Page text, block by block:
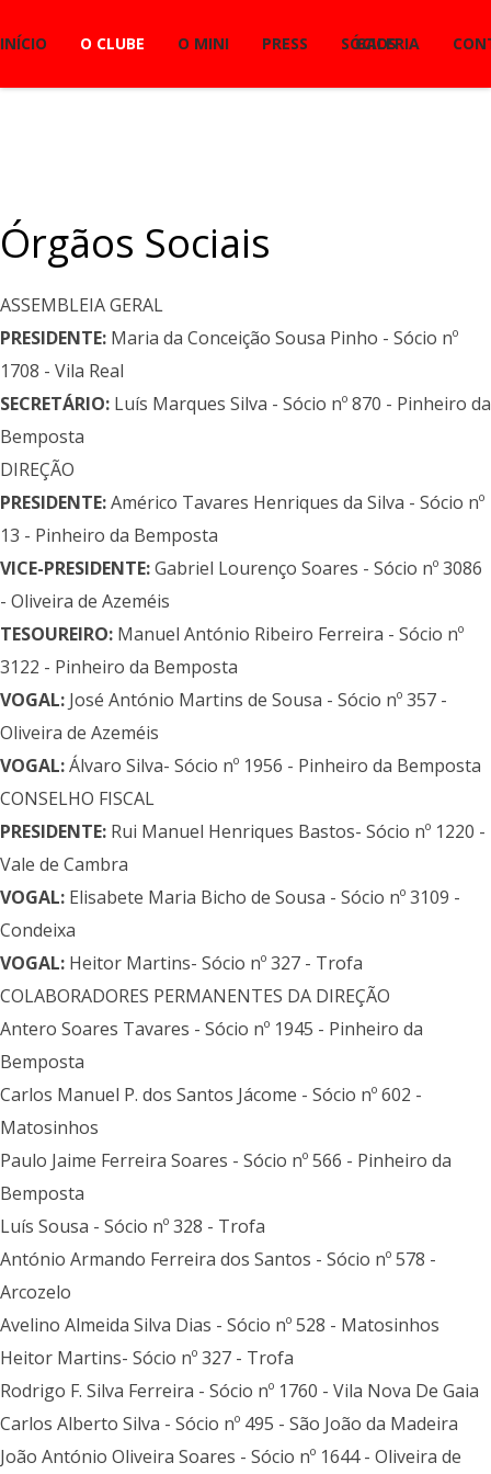
INÍCIO O CLUBE O MINI PRESS SÓCIOS
GALERIA
Órgãos Sociais
ASSEMBLEIA GERAL
PRESIDENTE: Maria da Conceição Sousa Pinho - Sócio nº
1708 - Vila Real
SECRETÁRIO: Luís Marques Silva - Sócio nº 870 - Pinheiro da
Bemposta
DIREÇÃO
PRESIDENTE:Américo Tavares Henriques da Silva - Sócio nº
13 - Pinheiro da Bemposta
VICE-PRESIDENTE:Gabriel Lourenço Soares - Sócio nº 3086
- Oliveira de Azeméis
TESOUREIRO: Manuel António Ribeiro Ferreira - Sócio nº
3122 - Pinheiro da Bemposta
VOGAL: José António Martins de Sousa - Sócio nº 357 -
Oliveira de Azeméis
VOGAL:Álvaro Silva- Sócio nº 1956 - Pinheiro da Bemposta
CONSELHO FISCAL
PRESIDENTE: Rui Manuel Henriques Bastos- Sócio nº 1220 -
Vale de Cambra
VOGAL: Elisabete Maria Bicho de Sousa - Sócio nº 3109 -
Condeixa
VOGAL: Heitor Martins- Sócio nº 327 - Trofa
COLABORADORES PERMANENTES DA DIREÇÃO
Antero Soares Tavares - Sócio nº 1945 - Pinheiro da
Bemposta
Carlos Manuel P. dos Santos Jácome - Sócio nº 602 -
Matosinhos
Paulo Jaime Ferreira Soares - Sócio nº 566 - Pinheiro da
Bemposta
Luís Sousa - Sócio nº 328 - Trofa
António Armando Ferreira dos Santos - Sócio nº 578 -
Arcozelo
Avelino Almeida Silva Dias - Sócio nº 528 - Matosinhos
Heitor Martins- Sócio nº 327 - Trofa
Rodrigo F. Silva Ferreira - Sócio nº 1760 - Vila Nova De Gaia
Carlos Alberto Silva - Sócio nº 495 - São João da Madeira
João António Oliveira Soares - Sócio nº 1644 - Oliveira de